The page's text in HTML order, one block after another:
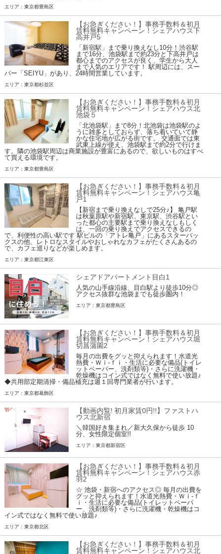
エリア：東京都豊島区
【お急ぎください！】事務手数料＆初月
賃料無料キャンペーン！シェアハウス下
高井戸5
「新宿駅」まで乗り換えなし10分！渋谷駅
まで16分、池袋駅まで約23分と下高井戸は
都心までのアクセスが良く、学生から大人
まで人気のエリアです！ 駅周辺には、スー
パー「SEIYU」があり、24時間営業しています。
エリア：東京都杉並区
【お急ぎください！】事務手数料＆初月
賃料無料キャンペーン！シェアハウス北
池袋５
「北池袋駅」まで8分！北池袋は池袋駅のよ
うに雑多としておらず、落ち着いていて静
かな住宅地が広がる街です。 交通面では東
武東上線が使え、池袋駅まで約2分で行けま
す。隣の池袋駅周辺は商業施設が豊富にあるので、欲しいものはすべ
て買える環境です。
エリア：東京都豊島区
【お急ぎください！】事務手数料＆初月
賃料無料キャンペーン！シェアハウス亀
戸1
【新宿まで乗り換えなしで25分♪】 亀戸駅
は秋葉原駅や新宿駅、東京駅、渋谷駅とい
った都心の主要駅まで乗り換えなしもしく
は、一回の乗り換えでアクセスできるの
で、利便性の高い駅です 駅ビルの「アトレ亀戸」にあるスターバッ
クスの他、レトロなスタイルやおしゃれなカフェがたくさんあるの
で、カフェ巡りなどが楽しめます。
エリア：東京都江東区
シェアドアパートメント目白1
人気の山手線沿線、目白駅より徒歩10分◎
アクセス抜群な池袋までも徒歩圏内！
エリア：東京都豊島区
【お急ぎください！】事務手数料＆初月
賃料無料キャンペーン！シェアハウス堀
切菖蒲園2
毎月の出費をグッと抑えられます！水道光
熱費・Ｗｉ-ｆｉ・生活に必要な備品(トイレ
ットペーパー、洗剤類等)・さらに洗濯機・
乾燥機はコイン式ではなく無料で使い放題♪
◆共用部定期清掃・備品補充は週１回専門業者が行います。
エリア：東京都葛飾区
【動画内覧! 初月家賃0円!!】ファストハ
ウス北新宿
＼韓国好き集まれ／新大久保から徒歩 10
分、女性限定個室!!
エリア：東京都新宿区
【お急ぎください！】事務手数料＆初月
賃料無料キャンペーン！シェアハウス赤
羽2
☆ 池袋・新宿へのアクセス◎ 毎月の出費を
グッと抑えられます！水道光熱費・Ｗｉ-ｆ
ｉ・生活に必要な備品(トイレットペーパ
ー、洗剤類等)・さらに洗濯機・乾燥機はコ
イン式ではなく無料で使い放題♪
エリア：東京都北区
【お急ぎください！】事務手数料＆初月
賃料無料キャンペーン！シェアハウス北